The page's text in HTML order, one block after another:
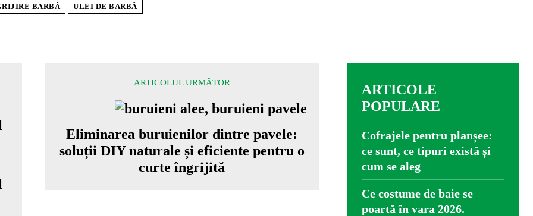
BARBĂ
ULEI DE BARBĂ
ARTICOLUL URMĂTOR
Eliminarea buruienilor dintre pavele:
soluții DIY naturale și eficiente pentru o
curte îngrijită
ARTICOLE
POPULARE
Cofrajele pentru planșee:
ce sunt, ce tipuri există și
cum se aleg
Ce costume de baie se
poartă în vara 2026.